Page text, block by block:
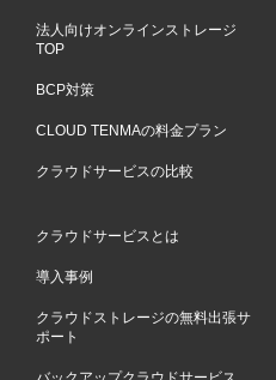
法人向けオンラインストレージ
TOP
BCP対策
CLOUD TENMAの料金プラン
クラウドサービスの比較
クラウドサービスとは
導入事例
クラウドストレージの無料出張サ
ポート